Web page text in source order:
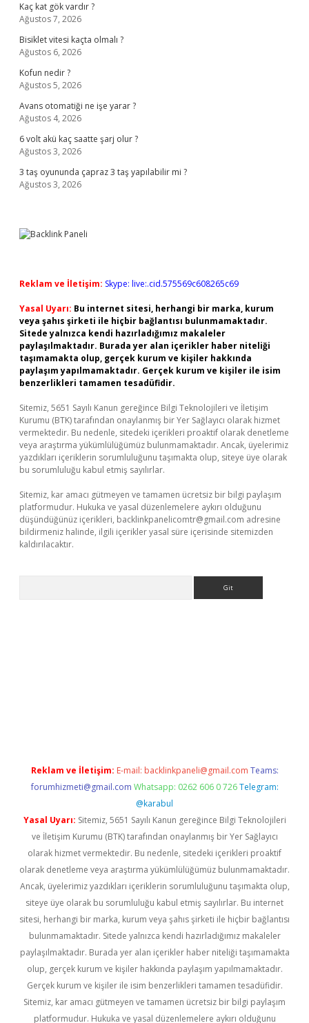
Kaç kat gök vardır ?
Ağustos 7, 2026
Bisiklet vitesi kaçta olmalı ?
Ağustos 6, 2026
Kofun nedir ?
Ağustos 5, 2026
Avans otomatiği ne işe yarar ?
Ağustos 4, 2026
6 volt akü kaç saatte şarj olur ?
Ağustos 3, 2026
3 taş oyununda çapraz 3 taş yapılabilir mi ?
Ağustos 3, 2026
Reklam ve İletişim: Skype: live:.cid.575569c608265c69
Yasal Uyarı: Bu internet sitesi, herhangi bir marka, kurum
veya şahıs şirketi ile hiçbir bağlantısı bulunmamaktadır.
Sitede yalnızca kendi hazırladığımız makaleler
paylaşılmaktadır. Burada yer alan içerikler haber niteliği
taşımamakta olup, gerçek kurum ve kişiler hakkında
paylaşım yapılmamaktadır. Gerçek kurum ve kişiler ile isim
benzerlikleri tamamen tesadüfidir.
Sitemiz, 5651 Sayılı Kanun gereğince Bilgi Teknolojileri ve İletişim
Kurumu (BTK) tarafından onaylanmış bir Yer Sağlayıcı olarak hizmet
vermektedir. Bu nedenle, sitedeki içerikleri proaktif olarak denetleme
veya araştırma yükümlülüğümüz bulunmamaktadır. Ancak, üyelerimiz
yazdıkları içeriklerin sorumluluğunu taşımakta olup, siteye üye olarak
bu sorumluluğu kabul etmiş sayılırlar.
Sitemiz, kar amacı gütmeyen ve tamamen ücretsiz bir bilgi paylaşım
platformudur. Hukuka ve yasal düzenlemelere aykırı olduğunu
düşündüğünüz içerikleri, backlinkpanelicomtr@gmail.com adresine
bildirmeniz halinde, ilgili içerikler yasal süre içerisinde sitemizden
kaldırılacaktır.
Reklam ve İletişim: E-mail: backlinkpaneli@gmail.com Teams:
forumhizmeti@gmail.com Whatsapp: 0262 606 0 726 Telegram:
@karabul
Yasal Uyarı: Sitemiz, 5651 Sayılı Kanun gereğince Bilgi Teknolojileri
ve İletişim Kurumu (BTK) tarafından onaylanmış bir Yer Sağlayıcı
olarak hizmet vermektedir. Bu nedenle, sitedeki içerikleri proaktif
olarak denetleme veya araştırma yükümlülüğümüz bulunmamaktadır.
Ancak, üyelerimiz yazdıkları içeriklerin sorumluluğunu taşımakta olup,
siteye üye olarak bu sorumluluğu kabul etmiş sayılırlar. Bu internet
sitesi, herhangi bir marka, kurum veya şahıs şirketi ile hiçbir bağlantısı
bulunmamaktadır. Sitede yalnızca kendi hazırladığımız makaleler
paylaşılmaktadır. Burada yer alan içerikler haber niteliği taşımamakta
olup, gerçek kurum ve kişiler hakkında paylaşım yapılmamaktadır.
Gerçek kurum ve kişiler ile isim benzerlikleri tamamen tesadüfidir.
Sitemiz, kar amacı gütmeyen ve tamamen ücretsiz bir bilgi paylaşım
platformudur. Hukuka ve yasal düzenlemelere aykırı olduğunu